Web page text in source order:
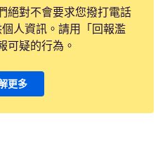
絕對不會要求您撥打電話
人資訊。請用「回報濫
可疑的行為。
更多